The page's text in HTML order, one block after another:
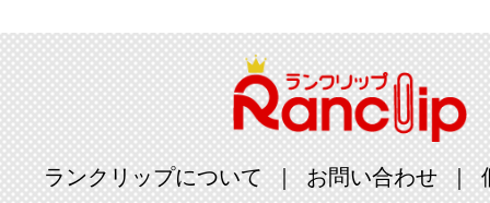
ランクリップについて お問い合わせ